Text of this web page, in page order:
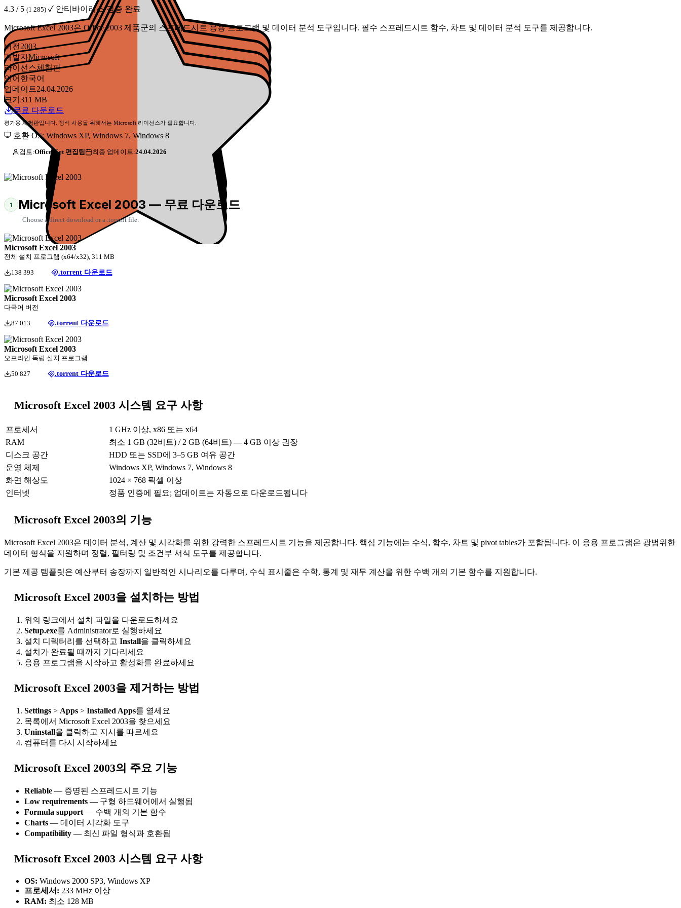
4.3 / 5 (1 285) ✓ 안티바이러스 검증 완료
Microsoft Excel 2003은 Office 2003 제품군의 스프레드시트 응용 프로그램 및 데이터 분석 도구입니다. 필수 스프레드시트 함수, 차트 및 데이터 분석 도구를 제공합니다.
버전 2003
개발자Microsoft
라이선스체험판
언어 한국어
업데이트24.04.2026
크기 311 MB
무료 다운로드
평가용 체험판입니다. 정식 사용을 위해서는 Microsoft 라이선스가 필요합니다.
호환 OS: Windows XP, Windows 7, Windows 8
검토:Office-Get 편집팀 최종 업데이트:24.04.2026
1 Microsoft Excel 2003 — 무료 다운로드
Choose a direct download or a .torrent file.
Microsoft Excel 2003
전체 설치 프로그램 (x64/x32), 311 MB
138 393 .torrent 다운로드
Microsoft Excel 2003
다국어 버전
87 013 .torrent 다운로드
Microsoft Excel 2003
오프라인 독립 설치 프로그램
50 827 .torrent 다운로드
Microsoft Excel 2003 시스템 요구 사항
프로세서
1 GHz 이상, x86 또는 x64
RAM
최소 1 GB (32비트) / 2 GB (64비트) — 4 GB 이상 권장
디스크 공간
HDD 또는 SSD에 3–5 GB 여유 공간
운영 체제
Windows XP, Windows 7, Windows 8
화면 해상도
1024 × 768 픽셀 이상
인터넷
정품 인증에 필요; 업데이트는 자동으로 다운로드됩니다
Microsoft Excel 2003의 기능
Microsoft Excel 2003은 데이터 분석, 계산 및 시각화를 위한 강력한 스프레드시트 기능을 제공합니다. 핵심 기능에는 수식, 함수, 차트 및 pivot tables가 포함됩니다. 이 응용 프로그램은 광범위한
데이터 형식을 지원하며 정렬, 필터링 및 조건부 서식 도구를 제공합니다.
기본 제공 템플릿은 예산부터 송장까지 일반적인 시나리오를 다루며, 수식 표시줄은 수학, 통계 및 재무 계산을 위한 수백 개의 기본 함수를 지원합니다.
Microsoft Excel 2003을 설치하는 방법
위의 링크에서 설치 파일을 다운로드하세요
Setup.exe를 Administrator로 실행하세요
설치 디렉터리를 선택하고 Install을 클릭하세요
설치가 완료될 때까지 기다리세요
응용 프로그램을 시작하고 활성화를 완료하세요
Microsoft Excel 2003을 제거하는 방법
Settings > Apps > Installed Apps를 열세요
목록에서 Microsoft Excel 2003을 찾으세요
Uninstall을 클릭하고 지시를 따르세요
컴퓨터를 다시 시작하세요
Microsoft Excel 2003의 주요 기능
Reliable — 증명된 스프레드시트 기능
Low requirements — 구형 하드웨어에서 실행됨
Formula support — 수백 개의 기본 함수
Charts — 데이터 시각화 도구
Compatibility — 최신 파일 형식과 호환됨
Microsoft Excel 2003 시스템 요구 사항
OS: Windows 2000 SP3, Windows XP
프로세서: 233 MHz 이상
RAM: 최소 128 MB